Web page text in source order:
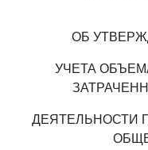
ОБ
УЧЕТА
ДЕЯТЕЛЬНОСТИ